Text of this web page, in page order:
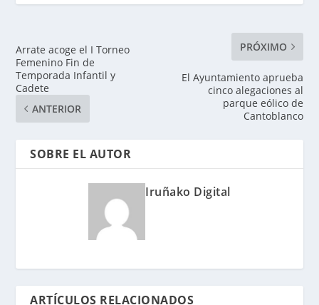
Arrate acoge el I Torneo
Femenino Fin de
Temporada Infantil y
Cadete
ANTERIOR
PRÓXIMO
El Ayuntamiento aprueba
cinco alegaciones al
parque eólico de
Cantoblanco
SOBRE EL AUTOR
Iruñako Digital
ARTÍCULOS RELACIONADOS